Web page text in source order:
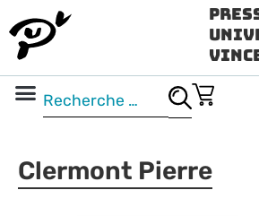
Clermont Pierre